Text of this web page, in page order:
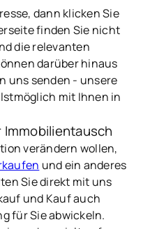
dann klicken Sie
finden Sie nicht
die relevanten
darüber hinaus
uns senden - unsere
mit Ihnen in
verändern wollen,
und ein anderes
Sie direkt mit uns
und Kauf auch
für Sie abwickeln.